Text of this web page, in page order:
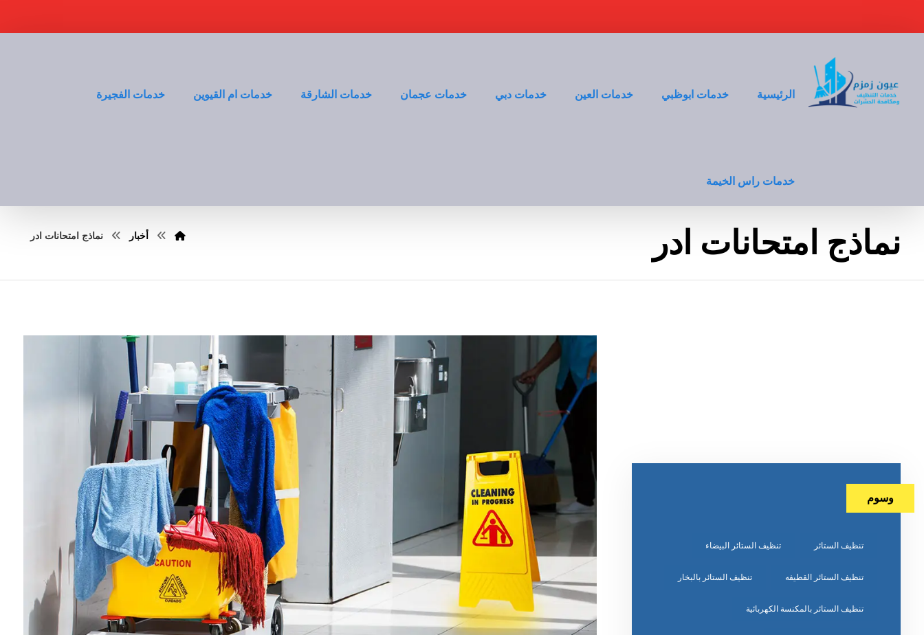
الرئيسية خدمات ابوظبي خدمات العين خدمات دبي خدمات عجمان خدمات الشارقة خدمات ام القيوين خدمات الفجيرة
خدمات راس الخيمة
نماذج امتحانات ادر أخبار نماذج امتحانات ادر
وسوم
تنظيف الستائر تنظيف الستائر البيضاء
تنظيف الستائر القطيفه تنظيف الستائر بالبخار
تنظيف الستائر بالمكنسة الكهربائية